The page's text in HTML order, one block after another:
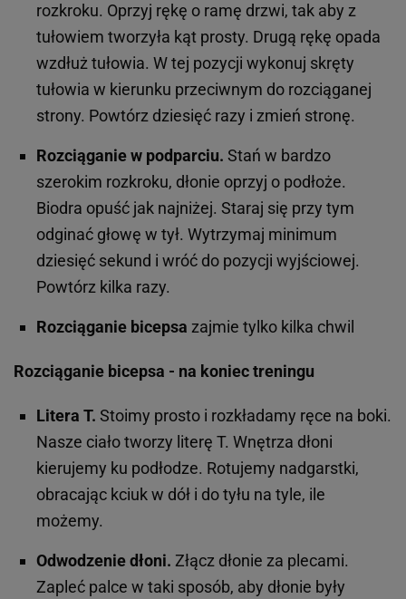
rozkroku. Oprzyj rękę o ramę drzwi, tak aby z
tułowiem tworzyła kąt prosty. Drugą rękę opada
wzdłuż tułowia. W tej pozycji wykonuj skręty
tułowia w kierunku przeciwnym do rozciąganej
strony. Powtórz dziesięć razy i zmień stronę.
Rozciąganie w podparciu. Stań w bardzo
szerokim rozkroku, dłonie oprzyj o podłoże.
Biodra opuść jak najniżej. Staraj się przy tym
odginać głowę w tył. Wytrzymaj minimum
dziesięć sekund i wróć do pozycji wyjściowej.
Powtórz kilka razy.
Rozciąganie bicepsa zajmie tylko kilka chwil
Rozciąganie bicepsa - na koniec treningu
Litera T. Stoimy prosto i rozkładamy ręce na boki.
Nasze ciało tworzy literę T. Wnętrza dłoni
kierujemy ku podłodze. Rotujemy nadgarstki,
obracając kciuk w dół i do tyłu na tyle, ile
możemy.
Odwodzenie dłoni. Złącz dłonie za plecami.
Zapleć palce w taki sposób, aby dłonie były